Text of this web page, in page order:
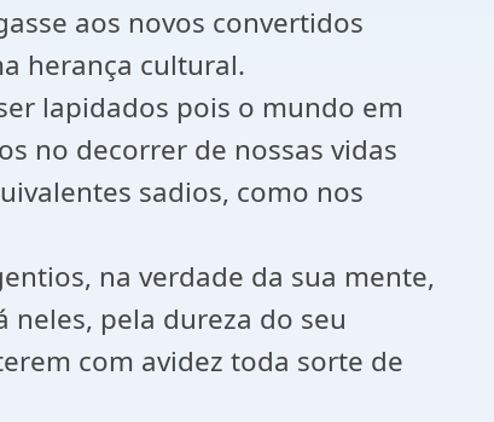
aos novos convertidos
herança cultural.
lapidados pois o mundo em
no decorrer de nossas vidas
sadios, como nos
na verdade da sua mente,
pela dureza do seu
com avidez toda sorte de